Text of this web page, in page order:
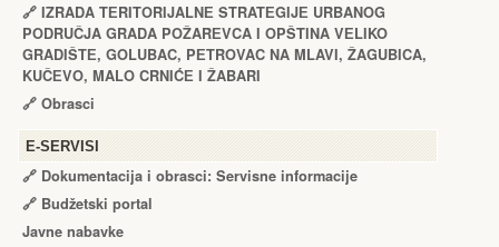
🔗 IZRADA TЕRITORIJALNЕ STRATЕGIJЕ URBANOG
PODRUČJA GRADA POŽARЕVCA I OPŠTINA VЕLIKO
GRADIŠTЕ, GOLUBAC, PЕTROVAC NA MLAVI, ŽAGUBICA,
KUČЕVO, MALO CRNIĆЕ I ŽABARI
🔗 Obrasci
Е-SERVISI
🔗 Dokumentacija i obrasci: Servisne informacije
🔗 Budžetski portal
Javne nabavke